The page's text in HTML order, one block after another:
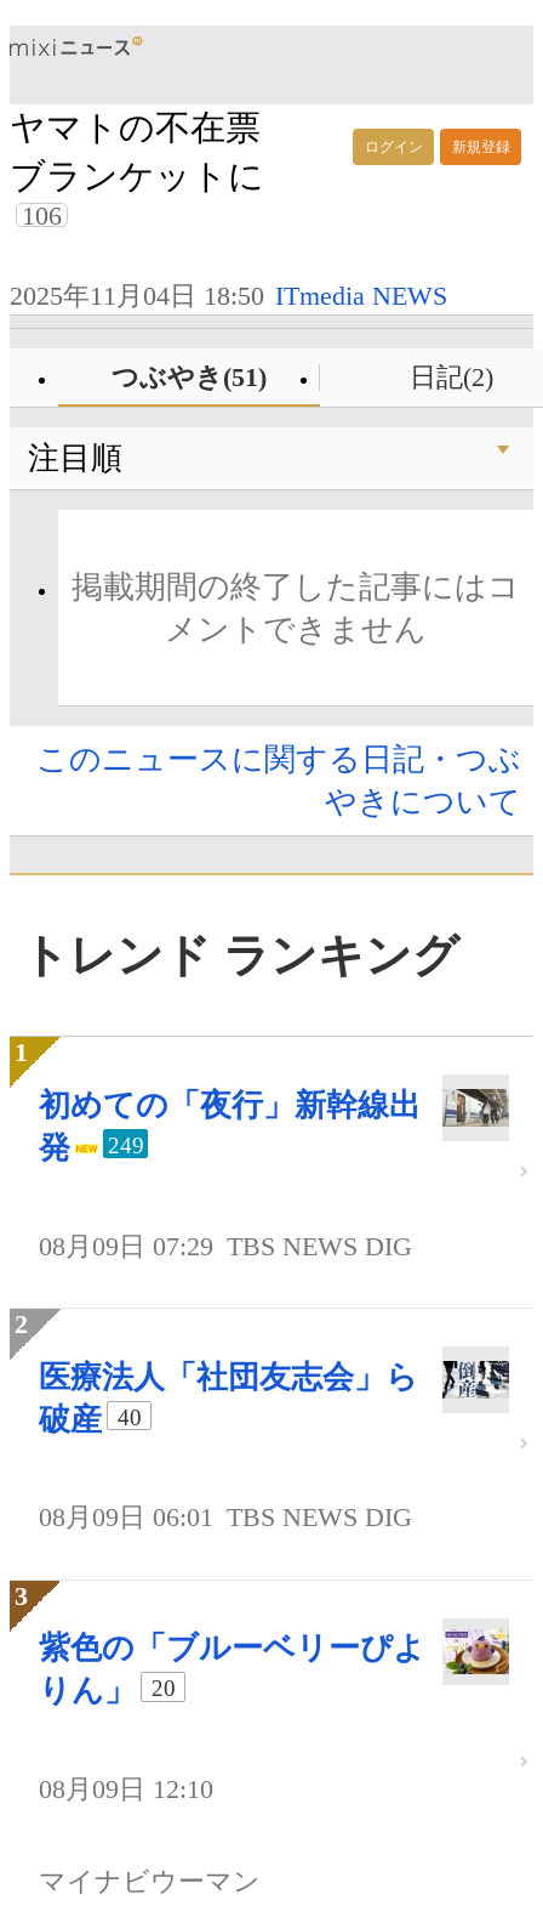
ログイン 新規登録
ヤマトの不在票
ブランケットに
106
2025年11月04日 18:50 ITmedia NEWS
つぶやき(51) 日記(2)
注目順
掲載期間の終了した記事にはコ
メントできません
このニュースに関する日記・つぶ
やきについて
トレンド ランキング
初めての「夜行」新幹線出
発
249
08月09日 07:29 TBS NEWS DIG
医療法人「社団友志会」ら
破産
40
08月09日 06:01 TBS NEWS DIG
紫色の「ブルーベリーぴよ
りん」
20
08月09日 12:10
マイナビウーマン